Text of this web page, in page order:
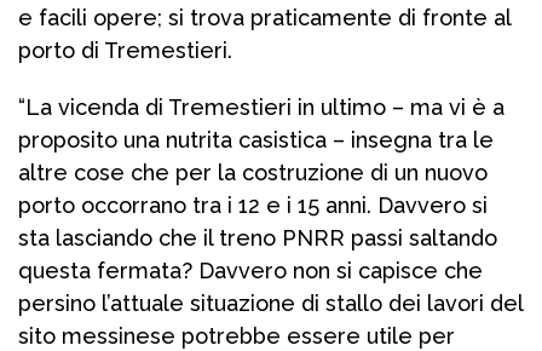
e facili opere; si trova praticamente di fronte al
porto di Tremestieri.
“La vicenda di Tremestieri in ultimo – ma vi è a
proposito una nutrita casistica – insegna tra le
altre cose che per la costruzione di un nuovo
porto occorrano tra i 12 e i 15 anni. Davvero si
sta lasciando che il treno PNRR passi saltando
questa fermata? Davvero non si capisce che
persino l’attuale situazione di stallo dei lavori del
sito messinese potrebbe essere utile per